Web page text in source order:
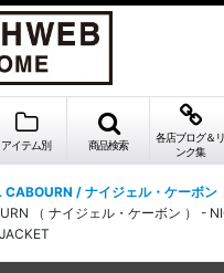
アイテム別 商品検索
各店ブログ＆リ
ンク集
CABOURN / ナイジェル・ケーボン
（ ナイジェル・ケーボン ） -